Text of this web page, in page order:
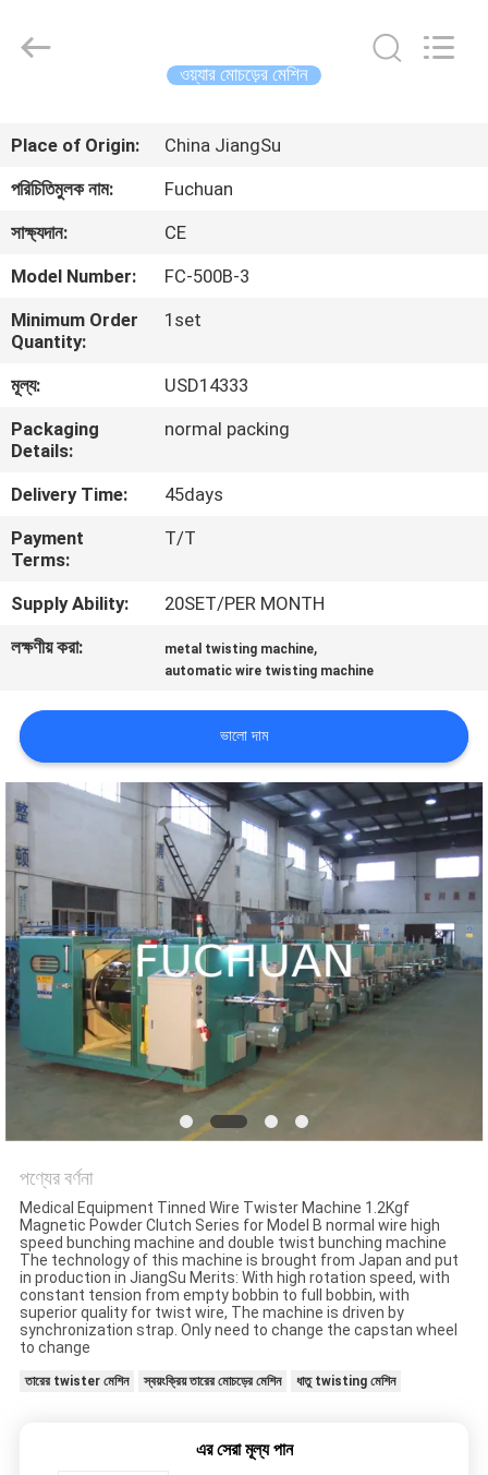
পণ্য
ভিআর
আমাদের
কারখানা
গুণমান
আমাদের
সাথে
যোগাযোগ
খবর
মামলা
সাইট
PRIVACY
POLICY
and
Mechanical
ওয়্যার মোচড়ের মেশিন
Place of Origin:
China JiangSu
পরিচিতিমুলক নাম:
Fuchuan
সাক্ষ্যদান:
CE
Model Number:
FC-500B-3
Minimum Order
Quantity:
1set
মূল্য:
USD14333
Packaging
Details:
normal packing
Delivery Time:
45days
Payment
Terms:
T/T
Supply Ability:
20SET/PER MONTH
লক্ষণীয় করা:
metal twisting machine,
automatic wire twisting machine
ভালো দাম
পণ্যের বর্ণনা
Medical Equipment Tinned Wire Twister Machine 1.2Kgf
Magnetic Powder Clutch Series for Model B normal wire high
speed bunching machine and double twist bunching machine
The technology of this machine is brought from Japan and put
in production in JiangSu Merits: With high rotation speed, with
constant tension from empty bobbin to full bobbin, with
superior quality for twist wire, The machine is driven by
synchronization strap. Only need to change the capstan wheel
to change
তারের twister মেশিন স্বয়ংক্রিয় তারের মোচড়ের মেশিন ধাতু twisting মেশিন
এর সেরা মূল্য পান